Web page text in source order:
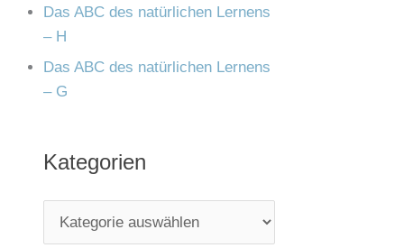
Das ABC des natürlichen Lernens
– H
Das ABC des natürlichen Lernens
– G
Kategorien